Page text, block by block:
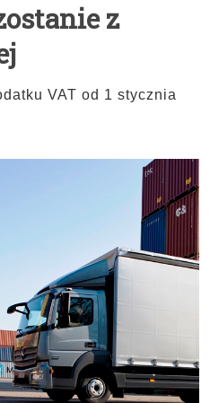
z
VAT od 1 stycznia